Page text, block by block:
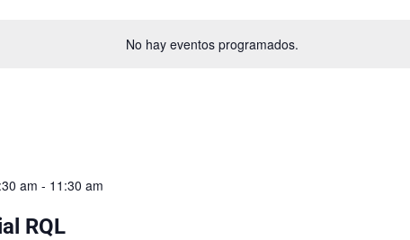
No hay eventos programados.
am - 11:30 am
RQL